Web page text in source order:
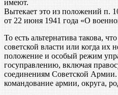
имеют.
Вытекает это из положений п.
от 22 июня 1941 года «О
То есть альтернатива такова,
советской власти или когда их
положение и особый режим
госуправлению, включая
соединениям Советской
командование армии, округа,